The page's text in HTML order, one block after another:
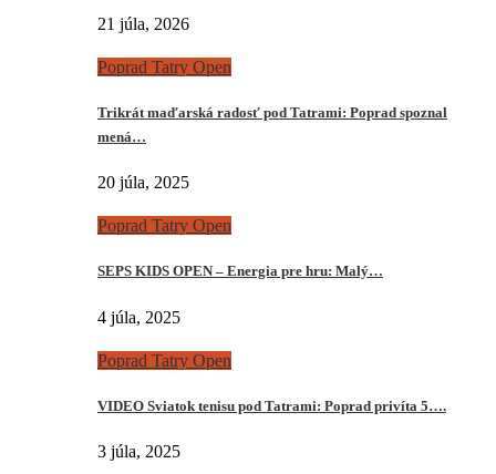
21 júla, 2026
Poprad Tatry Open
Trikrát maďarská radosť pod Tatrami: Poprad spoznal
mená…
20 júla, 2025
Poprad Tatry Open
SEPS KIDS OPEN – Energia pre hru: Malý…
4 júla, 2025
Poprad Tatry Open
VIDEO Sviatok tenisu pod Tatrami: Poprad privíta 5….
3 júla, 2025